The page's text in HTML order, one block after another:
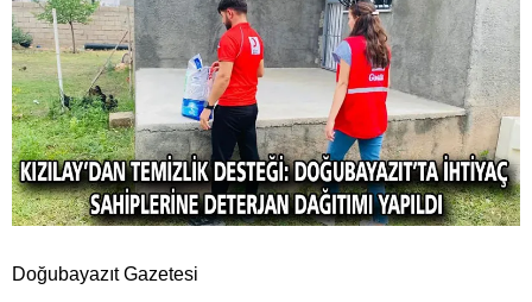
Doğubayazıt Gazetesi